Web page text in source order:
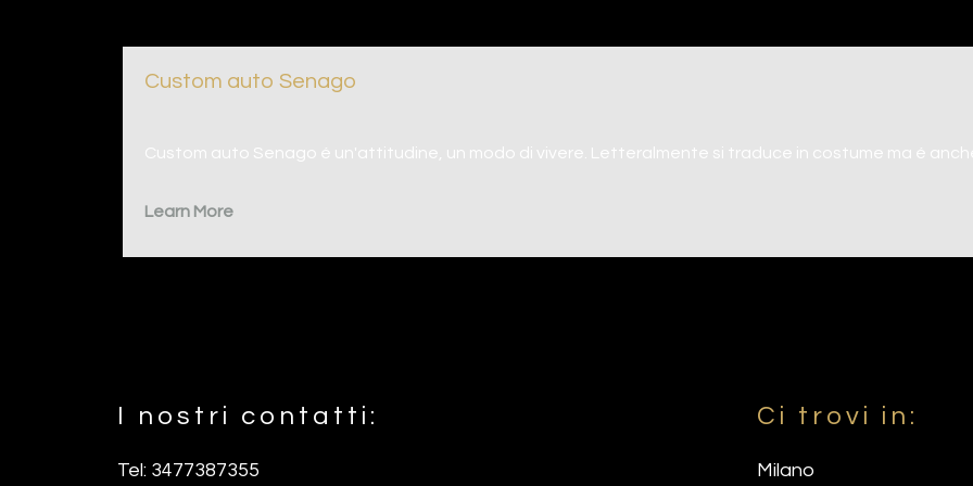
Custom auto Senago
Custom auto Senago é un'attitudine, un modo di vivere. Letteralmente si traduce in costume ma é
Learn More
Footer
I nostri contatti:
Tel: 3477387355
Ci trovi in:
Milano